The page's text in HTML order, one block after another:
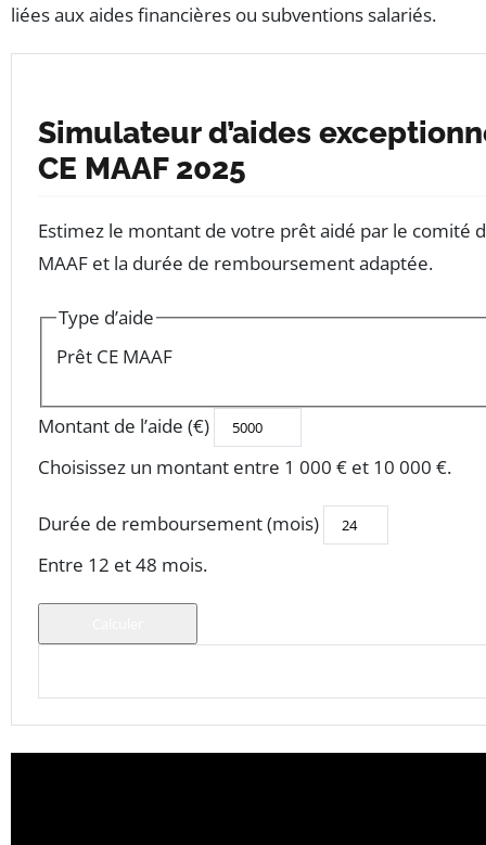
liées aux aides financières ou subventions salariés.
Simulateur d’aides
CE MAAF 2025
Estimez le montant de votre prêt aidé par le comité
MAAF et la durée de remboursement adaptée.
Type d’aide
Prêt CE MAAF
Montant de l’aide (€)
Choisissez un montant entre 1 000 € et 10 000 €.
Durée de remboursement (mois)
Entre 12 et 48 mois.